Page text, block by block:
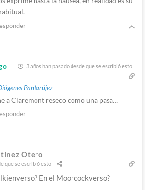
3 años han pasado desde que se escribió esto
Pantarújez
a Claremont reseco como una pasa…
Otero
que se escribió esto
En el Moorcockverso?